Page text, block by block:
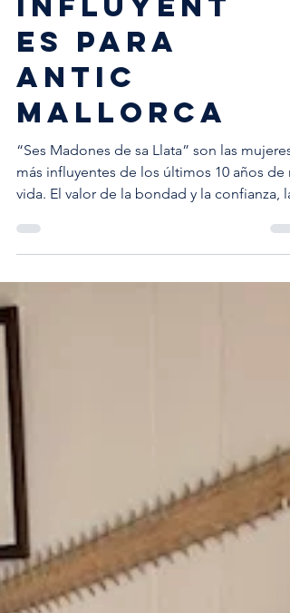
LAS
MUJERES
MÁS
INFLUYENT
ES PARA
ANTIC
MALLORCA
vida. El valor de la bondad y la confianza,